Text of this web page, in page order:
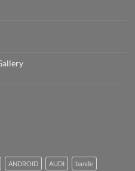
ANDROID AUDI bande